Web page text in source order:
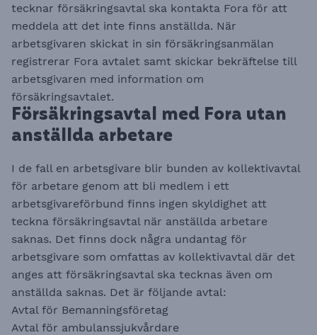
tecknar försäkringsavtal ska kontakta Fora för att
meddela att det inte finns anställda. När
arbetsgivaren skickat in sin försäkringsanmälan
registrerar Fora avtalet samt skickar bekräftelse till
arbetsgivaren med information om
försäkringsavtalet.
Försäkringsavtal med Fora utan
anställda arbetare
I de fall en arbetsgivare blir bunden av kollektivavtal
för arbetare genom att bli medlem i ett
arbetsgivareförbund finns ingen skyldighet att
teckna försäkringsavtal när anställda arbetare
saknas. Det finns dock några undantag för
arbetsgivare som omfattas av kollektivavtal där det
anges att försäkringsavtal ska tecknas även om
anställda saknas. Det är följande avtal:
Avtal för Bemanningsföretag
Avtal för ambulanssjukvårdare